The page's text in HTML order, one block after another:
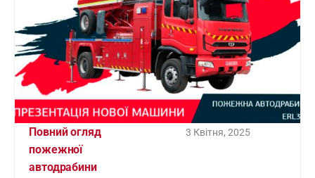
Повний огляд
пожежної
автодрабини
3 Квітня, 2025